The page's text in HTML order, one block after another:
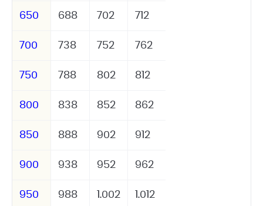
650 688 702 712
700 738 752 762
750 788 802 812
800 838 852 862
850 888 902 912
900 938 952 962
950 988 1.002 1.012